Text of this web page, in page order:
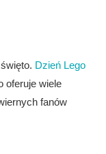
Dzień Lego
oferuje wiele
fanów